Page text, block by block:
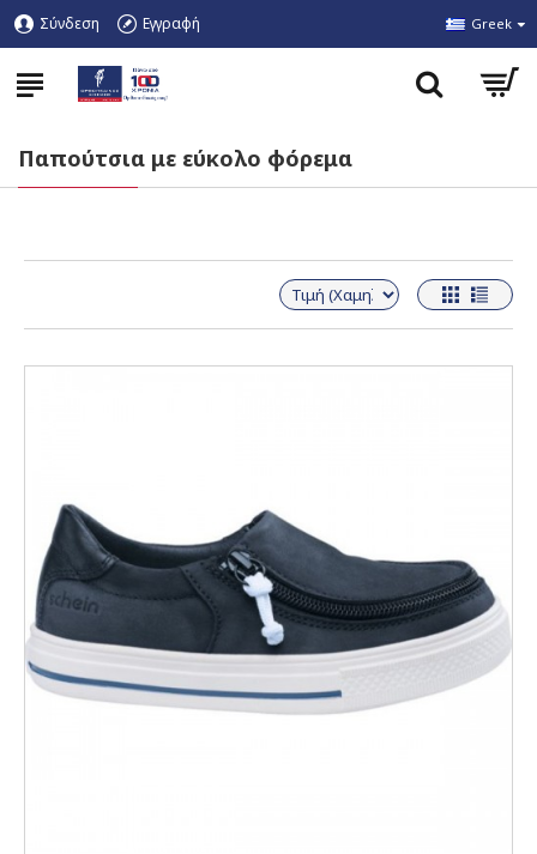
Σύνδεση Εγγραφή Greek
Παπούτσια με εύκολο φόρεμα